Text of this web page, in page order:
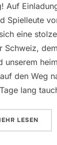
Auf
Spielleute
eine
Schweiz,
unserem
den Weg
lang
LESEN